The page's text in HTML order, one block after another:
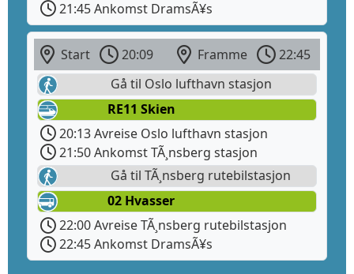
21:45 Ankomst DramsÃ¥s
Start 20:09 Framme
22:45
Gå til Oslo lufthavn stasjon
RE11 Skien
20:13 Avreise Oslo lufthavn stasjon
21:50 Ankomst TÃ¸nsberg stasjon
Gå til TÃ¸nsberg rutebilstasjon
02 Hvasser
22:00 Avreise TÃ¸nsberg rutebilstasjon
22:45 Ankomst DramsÃ¥s